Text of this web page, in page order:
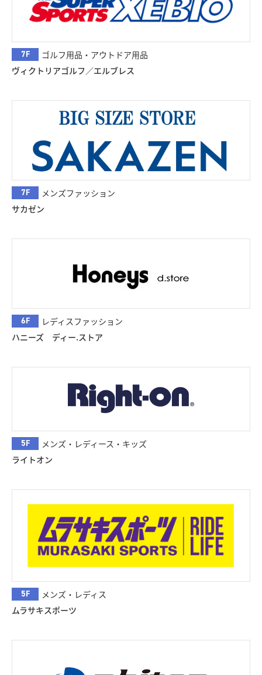
7F
ゴルフ用品・アウトドア用品
ヴィクトリアゴルフ／エルブレス
7F
メンズファッション
サカゼン
6F
レディスファッション
ハニーズ ディー.ストア
5F
メンズ・レディース・キッズ
ライトオン
5F
メンズ・レディス
ムラサキスポーツ